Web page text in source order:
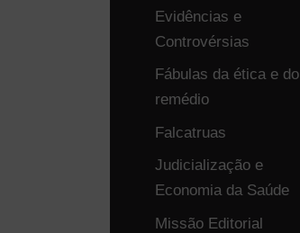
Evidências e
Controvérsias
Fábulas da ética e do
remédio
Falcatruas
Judicialização e
Economia da Saúde
Missão Editorial